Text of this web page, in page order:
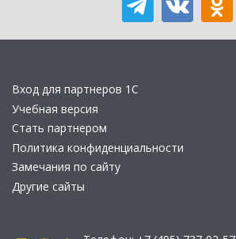
Вход для партнеров 1С
Учебная версия
Стать партнером
Политика конфиденциальности
Замечания по сайту
Другие сайты